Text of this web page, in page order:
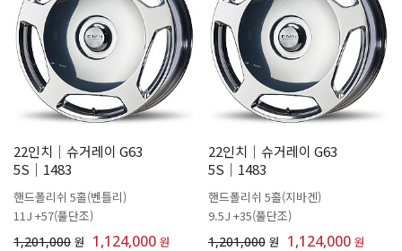
22인치│슈거레이 G63
5S│1483
핸드폴리쉬 5홀(벤틀리)
11J +57(풀단조)
1,201,000 원 1,124,000 원
22인치│슈거레이 G63
5S│1483
핸드폴리쉬 5홀(지바겐)
9.5J +35(풀단조)
1,201,000 원 1,124,000 원